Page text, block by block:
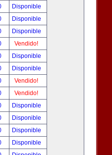
Disponible
Disponible
Disponible
Vendido!
Disponible
Disponible
Vendido!
Vendido!
Disponible
Disponible
Disponible
Disponible